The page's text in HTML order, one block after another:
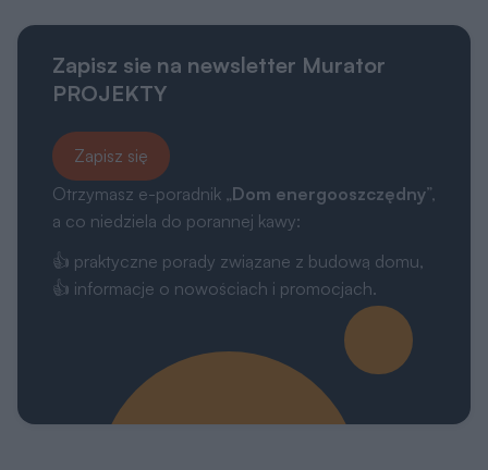
Zapisz sie na newsletter Murator
PROJEKTY
Zapisz się
Otrzymasz e-poradnik „Dom energooszczędny”,
a co niedziela do porannej kawy:
👍 praktyczne porady związane z budową domu,
👍 informacje o nowościach i promocjach.